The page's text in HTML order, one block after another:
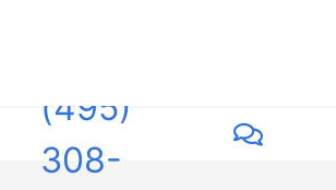
(495)
308-